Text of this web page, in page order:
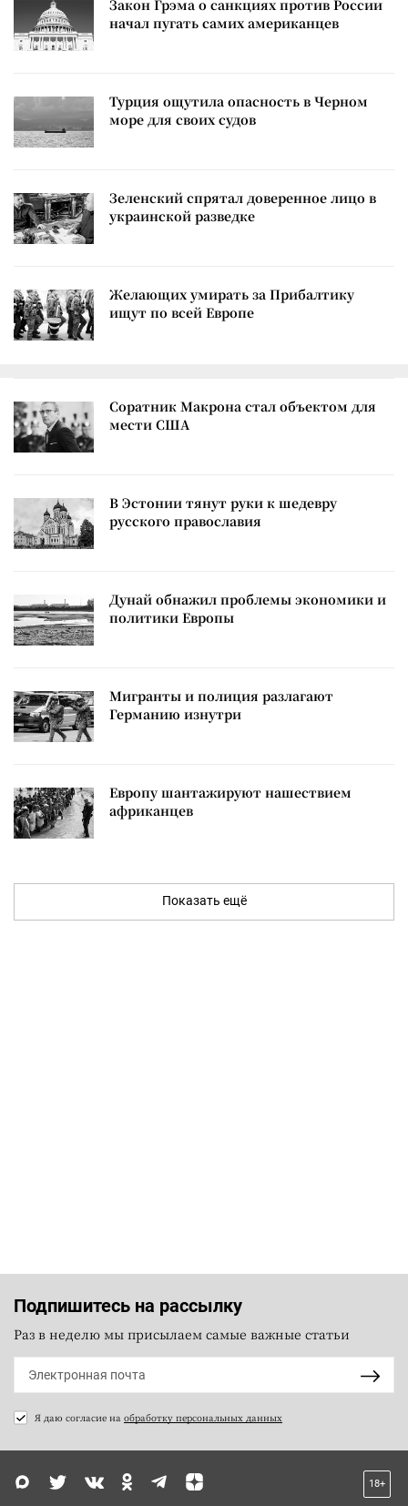
Закон Грэма о санкциях против России
начал пугать самих американцев
Турция ощутила опасность в Черном
море для своих судов
Зеленский спрятал доверенное лицо в
украинской разведке
Желающих умирать за Прибалтику
ищут по всей Европе
Соратник Макрона стал объектом для
мести США
В Эстонии тянут руки к шедевру
русского православия
Дунай обнажил проблемы экономики и
политики Европы
Мигранты и полиция разлагают
Германию изнутри
Европу шантажируют нашествием
африканцев
Показать ещё
Подпишитесь на рассылку
Раз в неделю мы присылаем самые важные статьи
Я даю согласие на обработку персональных данных
18+